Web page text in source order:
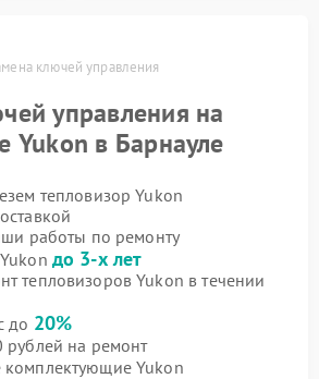
ключей управления
управления на
Yukon в Барнауле
тепловизор Yukon
работы по ремонту
до 3-х лет
тепловизоров Yukon в течении
до 20%
рублей на ремонт
Yukon